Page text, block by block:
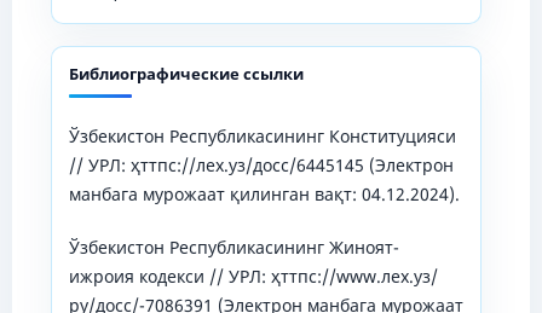
Библиографические ссылки
Ўзбекистон Республикасининг Конституцияси
// УРЛ: ҳттпс://лех.уз/доcс/6445145 (Электрон
манбага мурожаат қилинган вақт: 04.12.2024).
Ўзбекистон Республикасининг Жиноят-
ижроия кодекси // УРЛ: ҳттпс://www.лех.уз/
ру/доcс/-7086391 (Электрон манбага мурожаат